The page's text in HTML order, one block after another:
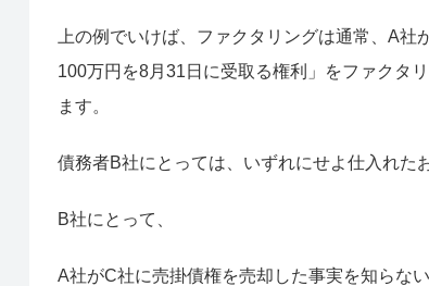
上の例でいけば、ファクタリングは通常、A
100万円を8月31日に受取る権利」をファクタ
ます。
債務者B社にとっては、いずれにせよ仕入れた
B社にとって、
A社がC社に売掛債権を売却した事実を知らな